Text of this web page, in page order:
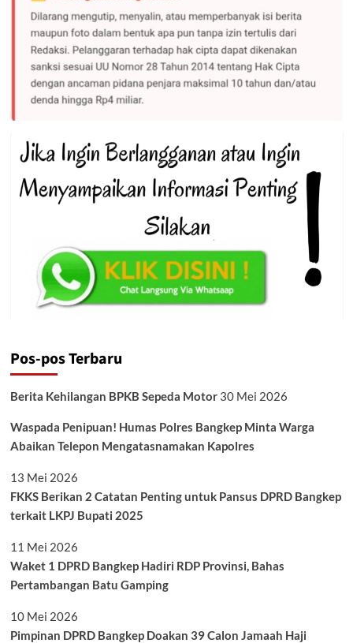
Pos-pos Terbaru
Berita Kehilangan BPKB Sepeda Motor 30 Mei 2026
Waspada Penipuan! Humas Polres Bangkep Minta Warga
Abaikan Telepon Mengatasnamakan Kapolres
13 Mei 2026
FKKS Berikan 2 Catatan Penting untuk Pansus DPRD Bangkep
terkait LKPJ Bupati 2025
11 Mei 2026
Waket 1 DPRD Bangkep Hadiri RDP Provinsi, Bahas
Pertambangan Batu Gamping
10 Mei 2026
Pimpinan DPRD Bangkep Doakan 39 Calon Jamaah Haji